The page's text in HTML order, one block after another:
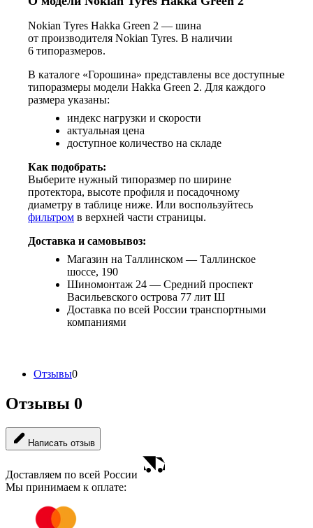
Nokian Tyres Hakka Green 2 — шина
от производителя Nokian Tyres. В наличии
6 типоразмеров.
В каталоге «Горошина» представлены все доступные
типоразмеры модели Hakka Green 2. Для каждого
размера указаны:
индекс нагрузки и скорости
актуальная цена
доступное количество на складе
Как подобрать:
Выберите нужный типоразмер по ширине
протектора, высоте профиля и посадочному
диаметру в таблице ниже. Или воспользуйтесь
фильтром в верхней части страницы.
Доставка и самовывоз:
Магазин на Таллинском — Таллинское
шоссе, 190
Шиномонтаж 24 — Средний проспект
Васильевского острова 77 лит Ш
Доставка по всей России транспортными
компаниями
Отзывы0
Отзывы 0
Написать отзыв
Доставляем по всей России
Мы принимаем к оплате: